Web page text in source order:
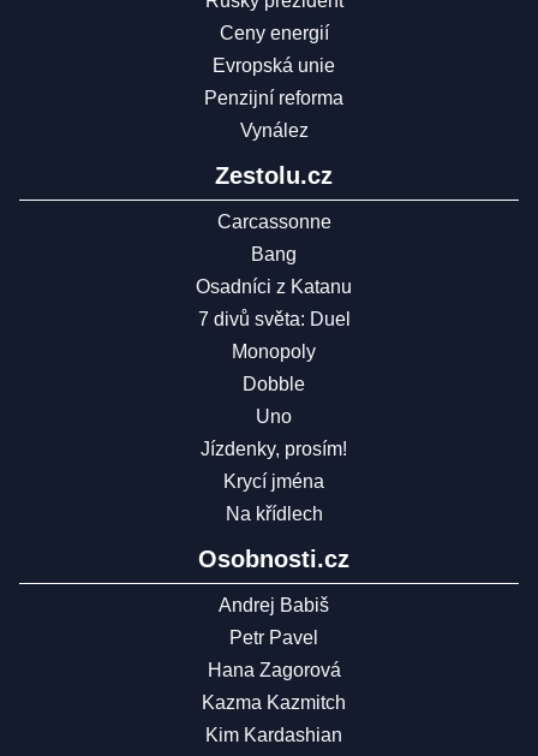
Ceny energií
Evropská unie
Penzijní reforma
Vynález
Zestolu.cz
Carcassonne
Bang
Osadníci z Katanu
7 divů světa: Duel
Monopoly
Dobble
Uno
Jízdenky, prosím!
Krycí jména
Na křídlech
Osobnosti.cz
Andrej Babiš
Petr Pavel
Hana Zagorová
Kazma Kazmitch
Kim Kardashian